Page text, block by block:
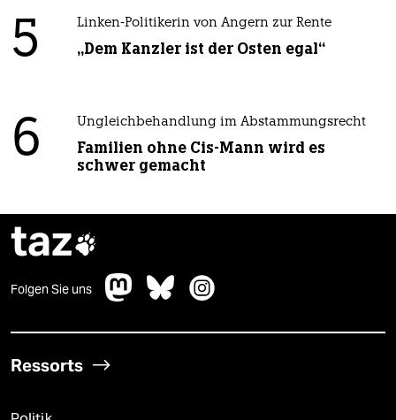
5 Linken-Politikerin von Angern zur Rente
„Dem Kanzler ist der Osten egal“
6 Ungleichbehandlung im Abstammungsrecht
Familien ohne Cis-Mann wird es
schwer gemacht
taz
Folgen Sie uns
Ressorts